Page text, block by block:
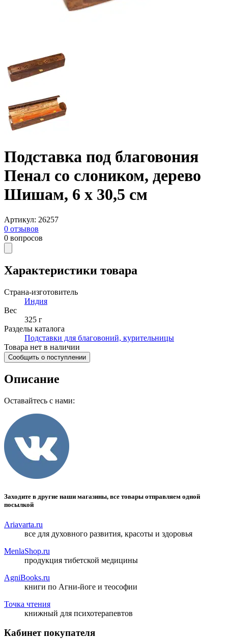
Подставка под благовония
Пенал со слоником, дерево
Шишам, 6 х 30,5 см
Артикул: 26257
0 отзывов
0 вопросов
Характеристики товара
Страна-изготовитель
Индия
Вес
325 г
Разделы каталога
Подставки для благовоний, курительницы
Товара нет в наличии
Сообщить о поступлении
Описание
Оставайтесь с нами:
Заходите в другие наши магазины, все товары отправляем одной
посылкой
Ariavarta.ru
все для духовного развития, красоты и здоровья
MenlaShop.ru
продукция тибетской медицины
AgniBooks.ru
книги по Агни-йоге и теософии
Точка чтения
книжный для психотерапевтов
Кабинет покупателя